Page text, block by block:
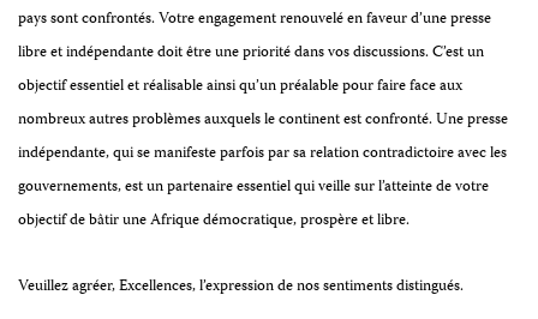
pays sont confrontés. Votre engagement renouvelé en faveur d’une presse
libre et indépendante doit être une priorité dans vos discussions. C’estun
objectif essentiel et réalisable ainsi qu’un préalable pour faire face aux
nombreux autres problèmes auxquels le continent est confronté. Une presse
indépendante, qui se manifesteparfoisparsa relation contradictoire avec les
gouvernements, est un partenaire essentiel qui veille sur l’atteinte de votre
objectif de bâtir une Afrique démocratique, prospère et libre.
Veuillez agréer, Excellences, l’expression de nos sentiments distingués.